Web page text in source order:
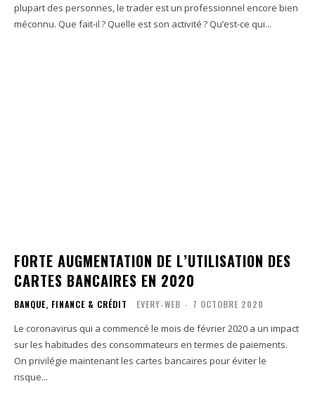
plupart des personnes, le trader est un professionnel encore bien
méconnu. Que fait-il ? Quelle est son activité ? Qu’est-ce qui...
FORTE AUGMENTATION DE L’UTILISATION DES
CARTES BANCAIRES EN 2020
BANQUE, FINANCE & CRÉDIT EVERY-WEB - 7 OCTOBRE 2020
Le coronavirus qui a commencé le mois de février 2020 a un impact
sur les habitudes des consommateurs en termes de paiements.
On privilégie maintenant les cartes bancaires pour éviter le
risque...